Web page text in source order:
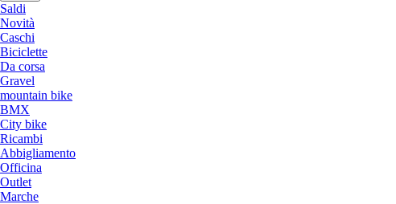
Saldi
Novità
Caschi
Biciclette
Da corsa
Gravel
mountain bike
BMX
City bike
Ricambi
Abbigliamento
Officina
Outlet
Marche